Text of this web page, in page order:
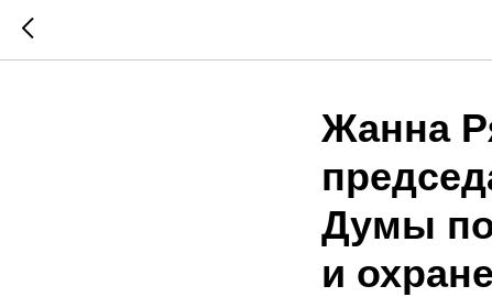
Жанна
Думы по
и